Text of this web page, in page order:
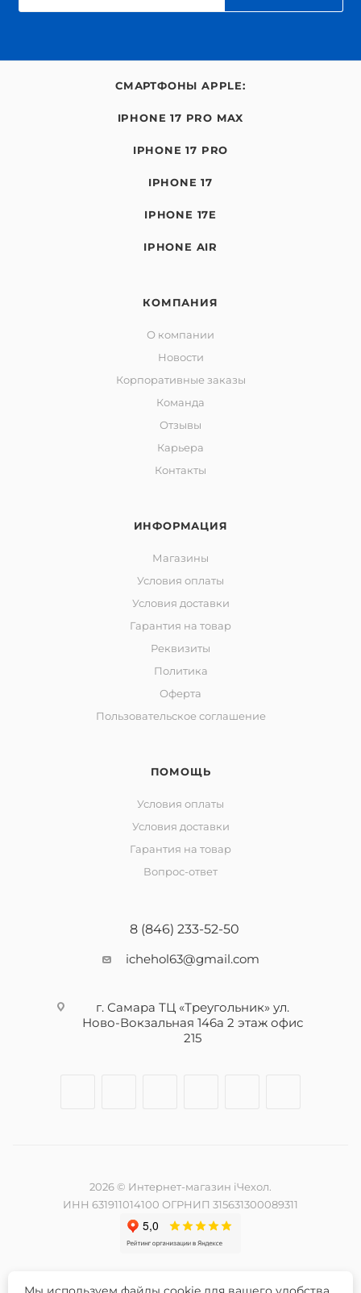
СМАРТФОНЫ APPLE:
IPHONE 17 PRO MAX
IPHONE 17 PRO
IPHONE 17
IPHONE 17E
IPHONE AIR
КОМПАНИЯ
О компании
Новости
Корпоративные заказы
Команда
Отзывы
Карьера
Контакты
ИНФОРМАЦИЯ
Магазины
Условия оплаты
Условия доставки
Гарантия на товар
Реквизиты
Политика
Оферта
Пользовательское соглашение
ПОМОЩЬ
Условия оплаты
Условия доставки
Гарантия на товар
Вопрос-ответ
8 (846) 233-52-50
ichehol63@gmail.com
г. Самара ТЦ «Треугольник» ул.
Ново-Вокзальная 146а 2 этаж офис
215
2026 © Интернет-магазин iЧехол.
ИНН 631911014100 ОГРНИП 315631300089311